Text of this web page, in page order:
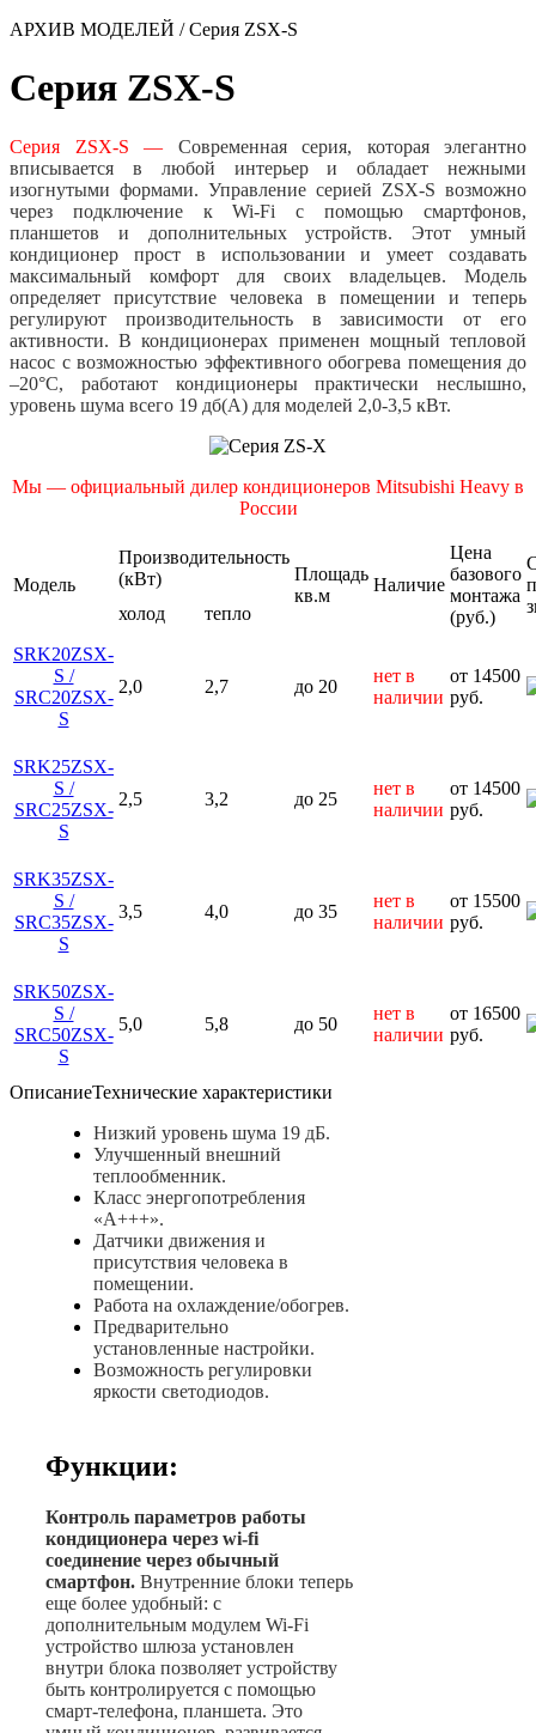
АРХИВ МОДЕЛЕЙ / Серия ZSX-S
Серия ZSX-S
Серия ZSX-S — Современная серия, которая элегантно
вписывается в любой интерьер и обладает нежными
изогнутыми формами. Управление серией ZSX-S возможно
через подключение к Wi-Fi с помощью смартфонов,
планшетов и дополнительных устройств. Этот умный
кондиционер прост в использовании и умеет создавать
максимальный комфорт для своих владельцев. Модель
определяет присутствие человека в помещении и теперь
регулируют производительность в зависимости от его
активности.В кондиционерах применен мощный тепловой
насос с возможностью эффективного обогрева помещения до
–20°C, работают кондиционеры практически неслышно,
уровень шума всего 19 дб(А) для моделей 2,0-3,5 кВт.
Мы — официальный дилер кондиционеров Mitsubishi Heavy в
России
Модель
Производительность
(кВт)
Площадь
кв.м
Наличие
Цена
базового
монтажа
(руб.)
холод
тепло
SRK20ZSX-
S /
SRC20ZSX-
S
2,0 2,7 до 20
нет в
наличии
от 14500
руб.
SRK25ZSX-
S /
SRC25ZSX-
S
2,5 3,2 до 25
нет в
наличии
от 14500
руб.
SRK35ZSX-
S /
SRC35ZSX-
S
3,5 4,0 до 35
нет в
наличии
от 15500
руб.
SRK50ZSX-
S /
SRC50ZSX-
S
5,0 5,8 до 50
нет в
наличии
от 16500
руб.
ОписаниеТехнические характеристики
Низкий уровень шума 19 дБ.
Улучшенный внешний
теплообменник.
Класс энергопотребления
«А+++».
Датчики движения и
присутствия человека в
помещении.
Работа на охлаждение/обогрев.
Предварительно
установленные настройки.
Возможность регулировки
яркости светодиодов.
Функции:
Контроль параметров работы
кондиционера через wi-fi
соединение через обычный
смартфон. Внутренние блоки теперь
еще более удобный: с
дополнительным модулем Wi-Fi
устройство шлюза установлен
внутри блока позволяет устройству
быть контролируется с помощью
смарт-телефона, планшета. Это